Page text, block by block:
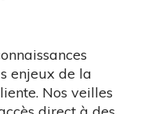
enjeux de la
Nos veilles